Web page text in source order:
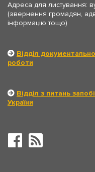
Адреса для листування:
(звернення громадян,
інформацію тощо)
Відділ
роботи
Відділ з питань
України